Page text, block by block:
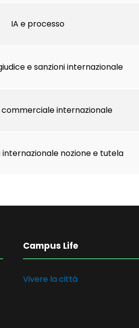
IA e processo
e sanzioni internazionale
internazionale
nozione e tutela
Campus Life
Vivere la città